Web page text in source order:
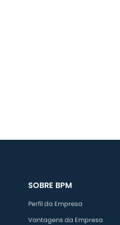
SOBRE BPM
Perfil da Empresa
Vantagens da Empresa